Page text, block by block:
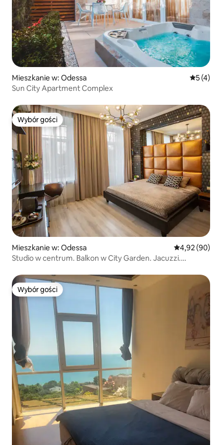
Mieszkanie w: Odessa Średnia
5 (4)
Sun City Apartment Complex
Wybór gości
Wybór gości
Mieszkanie w: Odessa Średnia
4,92 (90)
Studio w centrum. Balkon w City Garden. Jacuzzi.
Wybór gości
Wybór gości